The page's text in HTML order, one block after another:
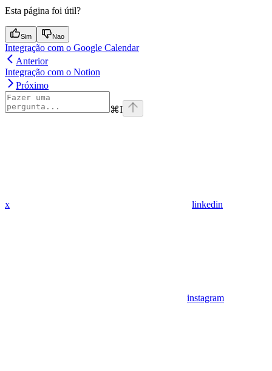
Esta página foi útil?
Sim Nao
Integração com o Google Calendar
Anterior
Integração com o Notion
Próximo
⌘I
x linkedin
instagram